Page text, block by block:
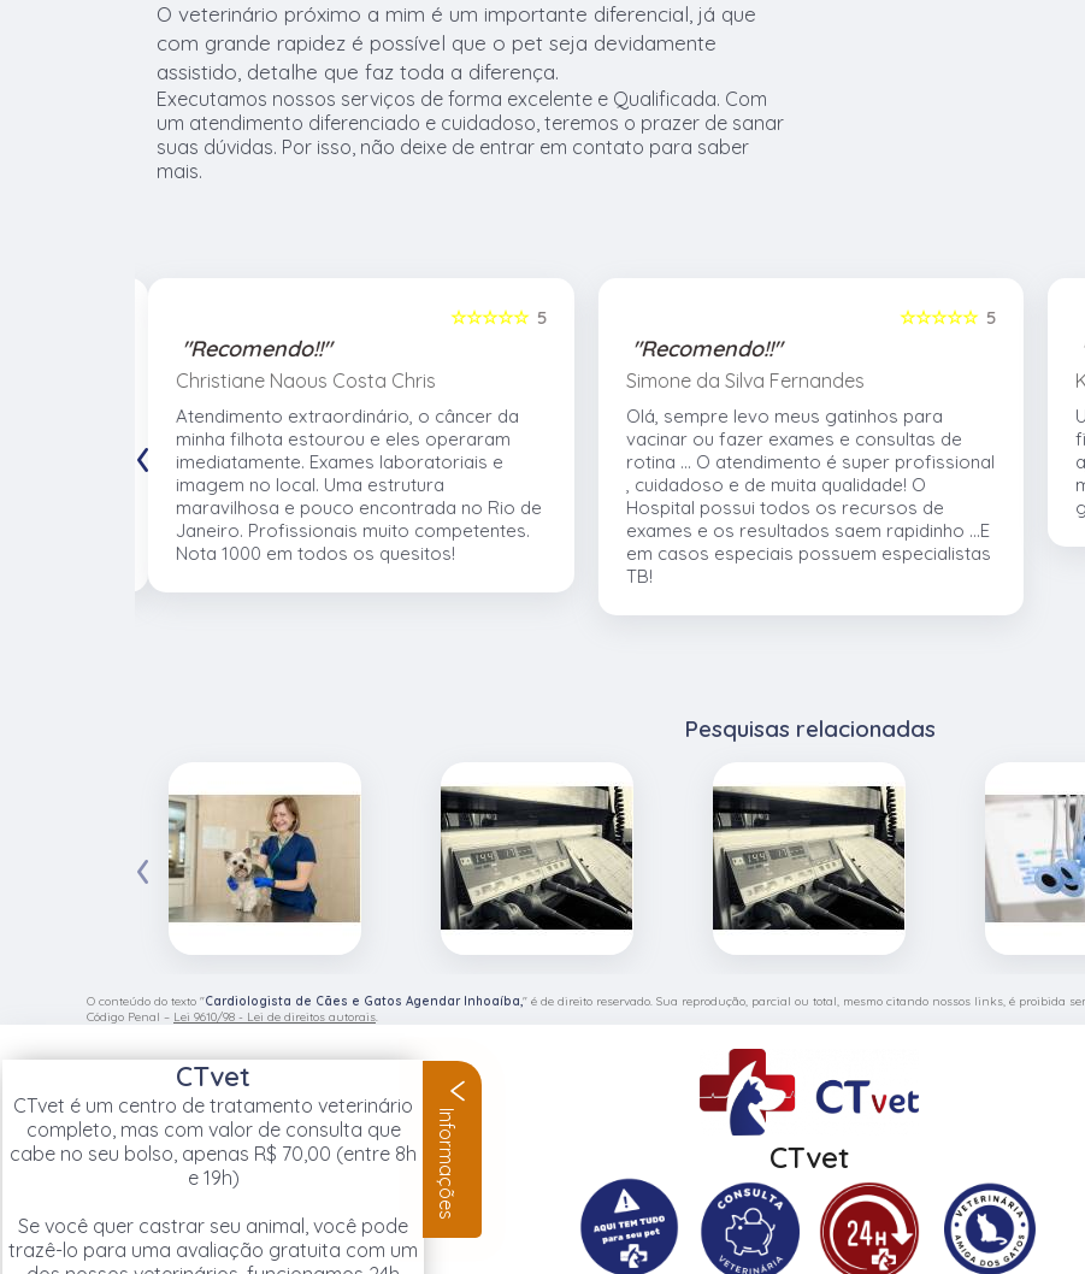
O veterinário próximo a mim é um importante diferencial, já que
com grande rapidez é possível que o pet seja devidamente
assistido, detalhe que faz toda a diferença.
Executamos nossos serviços de forma excelente e Qualificada. Com
um atendimento diferenciado e cuidadoso, teremos o prazer de sanar
suas dúvidas. Por isso, não deixe de entrar em contato para saber
mais.
5
☆☆☆☆☆
"Recomendo!!"
Christiane Naous Costa Chris
Atendimento extraordinário, o câncer da
minha filhota estourou e eles operaram
imediatamente. Exames laboratoriais e
imagem no local. Uma estrutura
maravilhosa e pouco encontrada no Rio de
Janeiro. Profissionais muito competentes.
Nota 1000 em todos os quesitos!
5
☆☆☆☆☆
"Recomendo!!"
Simone da Silva Fernandes
Olá, sempre levo meus gatinhos para
vacinar ou fazer exames e consultas de
rotina ... O atendimento é super profissional
, cuidadoso e de muita qualidade! O
Hospital possui todos os recursos de
exames e os resultados saem rapidinho ...E
em casos especiais possuem especialistas
TB!
‹
Pesquisas relacionadas
‹
O conteúdo do texto "Cardiologista de Cães e Gatos Agendar Inhoaíba," é de direito reservado. Sua reprodução, parcial ou total, mesmo citando nossos links, é proibida
Código Penal – Lei 9610/98 - Lei de direitos autorais.
CTvet
CTvet
CTvet é um centro de tratamento veterinário
completo, mas com valor de consulta que
cabe no seu bolso, apenas R$ 70,00 (entre 8h
e 19h)
Se você quer castrar seu animal, você pode
trazê-lo para uma avaliação gratuita com um
Informações